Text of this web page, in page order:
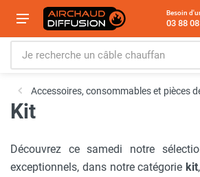
Besoin
03 88
Accessoires, consommables et pièces
Kit
Découvrez ce samedi notre
exceptionnels, dans notre catégorie kit